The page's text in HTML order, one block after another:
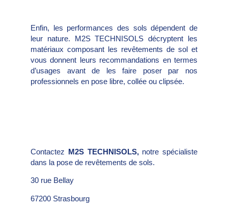
Enfin, les performances des sols dépendent de
leur nature. M2S TECHNISOLS décryptent les
matériaux composant les revêtements de sol et
vous donnent leurs recommandations en termes
d’usages avant de les faire poser par nos
professionnels en pose libre, collée ou clipsée.
Contactez M2S TECHNISOLS, notre spécialiste
dans la pose de revêtements de sols.
30 rue Bellay
67200 Strasbourg